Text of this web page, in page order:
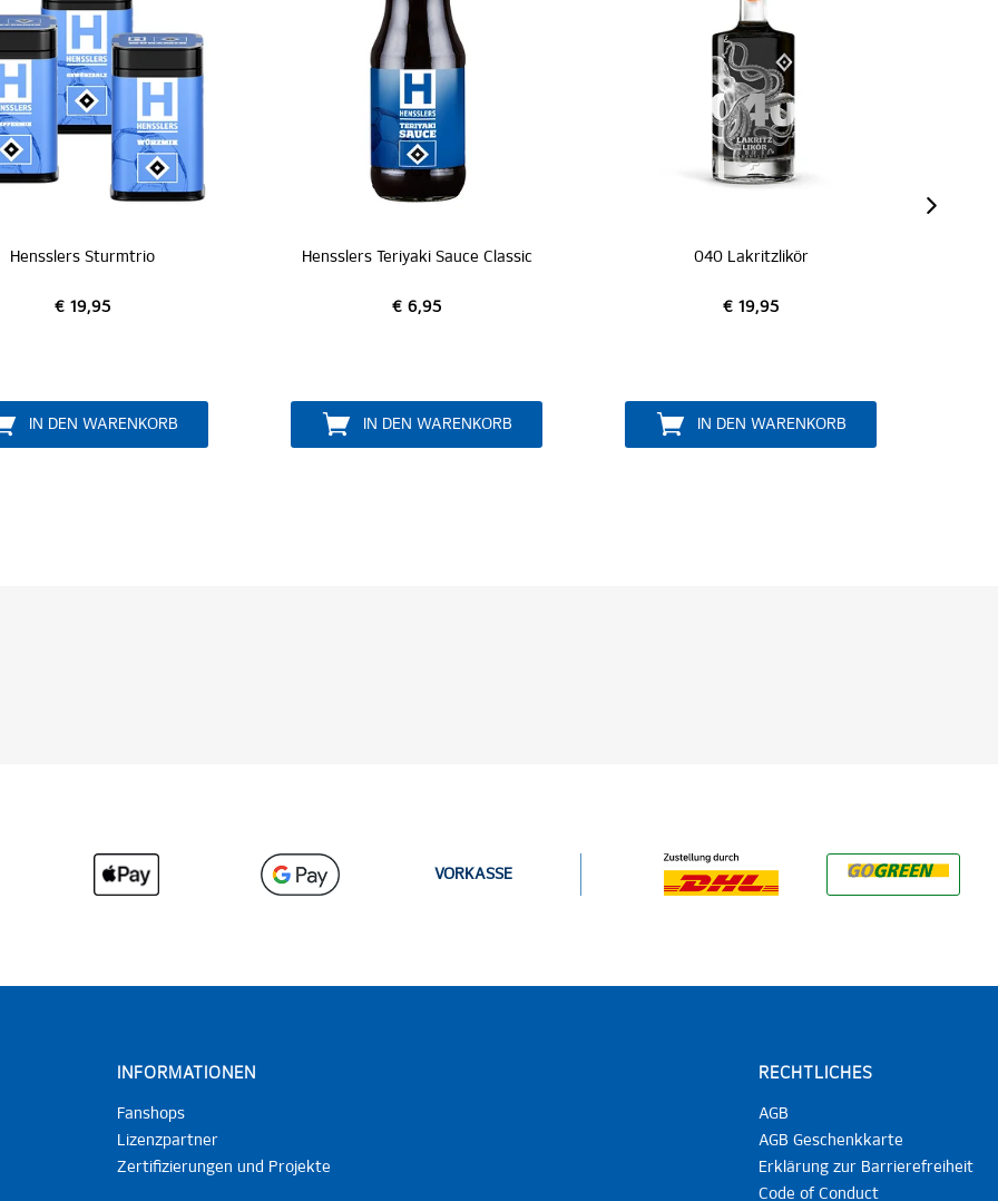
Teriyaki Sauce Classic
€ 6,95
IN DEN WARENKORB
040 Lakritzlikör
€ 19,95
IN DEN WARENKORB
040 Rum-Mini
€ 4,95
IN DEN WARENKORB
VORKASSE
INFORMATIONEN
Fanshops
Lizenzpartner
Zertifizierungen und Projekte
RECHTLICHES
AGB
AGB Geschenkkarte
Erklärung zur Barrierefreiheit
Code of Conduct